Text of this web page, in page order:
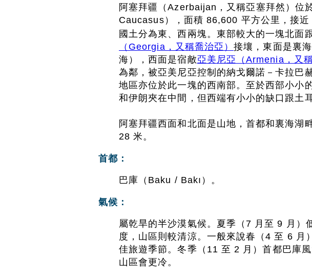
阿塞拜疆（Azerbaijan，又稱亞塞拜然）位
Caucasus），面積 86,600 平方公里，接
國土分為東、西兩塊。東部較大的一塊北面
（Georgia，又稱喬治亞）接壤，東面是裏
海），西面是宿敵亞美尼亞（Armenia，又
為鄰，被亞美尼亞控制的納戈爾諾－卡拉巴
地區亦位於此一塊的西南部。至於西部小小
和伊朗夾在中間，但西端有小小的缺口跟土
阿塞拜疆西面和北面是山地，首都和裏海湖
28 米。
首都：
巴庫（Baku / Bakı）。
氣候：
屬乾旱的半沙漠氣候。夏季（7 月至 9 月）
度，山區則較清涼。一般來說春（4 至 6 月
佳旅遊季節。冬季（11 至 2 月）首都巴庫
山區會更冷。